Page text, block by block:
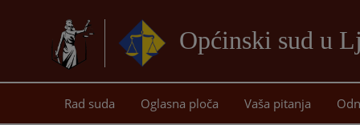
Općinski sud u
Rad suda Oglasna ploča Vaša pitanja